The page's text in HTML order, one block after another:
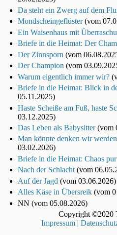
Da steht ein Zwerg auf dem
Mondscheingeflüster(vom
Ein Waisenhaus mit
Briefe in die Heimat: Der
Der Zinnsporn (vom
Der Champion (vom
Warum eigentlich immer wir?
Briefe in die Heimat: Blick in
05.11.2025)
Haste Scheiße am Fuß, haste
03.12.2025)
Das Leben als Babysitter(vom
Man könnte denken wir
03.02.2026)
Briefe in die Heimat: Chaos pur
Nach der Schlacht(vom
Auf der Jagd (vom 03.06.2026)
Alles Käse in Übersreik(vom
NN (vom 05.08.2026)
Copyright ©2020
Impressum |